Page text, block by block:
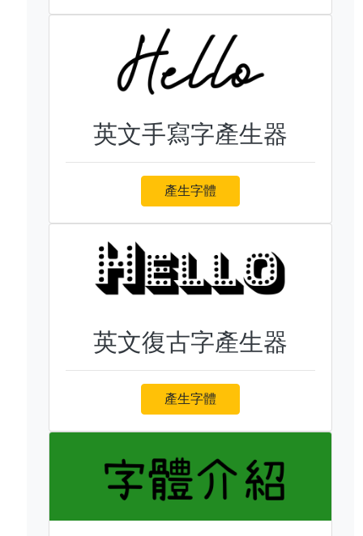
英文手寫字產生器
產生字體
英文復古字產生器
產生字體